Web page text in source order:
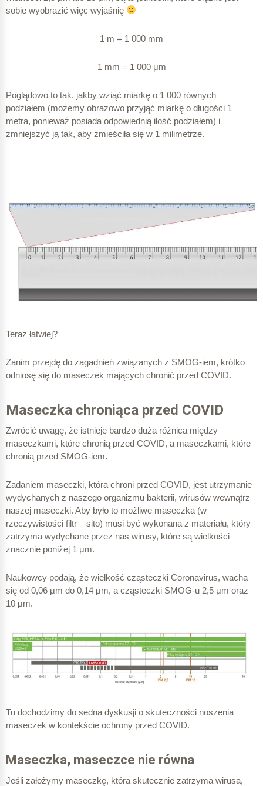
sobie wyobrazić więc wyjaśnię
1 m = 1 000 mm
1 mm = 1 000 μm
Poglądowo to tak, jakby wziąć miarkę o 1 000 równych
podziałem (możemy obrazowo przyjąć miarkę o długości 1
metra, ponieważ posiada odpowiednią ilość podziałem) i
zmniejszyć ją tak, aby zmieściła się w 1 milimetrze.
Teraz łatwiej?
Zanim przejdę do zagadnień związanych z SMOG-iem, krótko
odniosę się do maseczek mających chronić przed COVID.
Maseczka chroniąca przed COVID
Zwrócić uwagę, że istnieje bardzo duża różnica między
maseczkami, które chronią przed COVID, a maseczkami, które
chronią przed SMOG-iem.
Zadaniem maseczki, która chroni przed COVID, jest utrzymanie
wydychanych z naszego organizmu bakterii, wirusów wewnątrz
naszej maseczki. Aby było to możliwe maseczka (w
rzeczywistości filtr – sito) musi być wykonana z materiału, który
zatrzyma wydychane przez nas wirusy, które są wielkości
znacznie poniżej 1 μm.
Naukowcy podają, że wielkość cząsteczki Coronavirus, wacha
się od 0,06 μm do 0,14 μm, a cząsteczki SMOG-u 2,5 μm oraz
10 μm.
Tu dochodzimy do sedna dyskusji o skuteczności noszenia
maseczek w kontekście ochrony przed COVID.
Maseczka, maseczce nie równa
Jeśli założymy maseczkę, która skutecznie zatrzyma wirusa,